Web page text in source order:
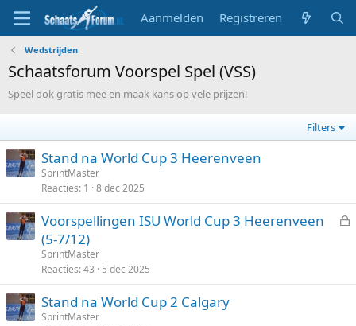
Aanmelden Registreren
Wedstrijden
Schaatsforum Voorspel Spel (VSS)
Speel ook gratis mee en maak kans op vele prijzen!
Filters
Stand na World Cup 3 Heerenveen
SprintMaster
Reacties 1 8 dec 2025
o
Voorspellingen ISU World Cup 3 Heerenveen
(5-7/12)
SprintMaster
Reacties 43 5 dec 2025
Stand na World Cup 2 Calgary
SprintMaster